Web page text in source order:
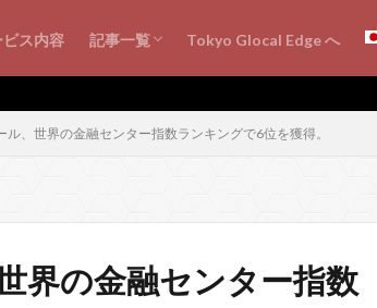
ス内容 記事一覧 Tokyo Glocal Edge へ
ル、世界の金融センター指数ランキングで6位を獲得。
界の金融センター指数